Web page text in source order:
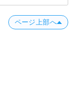
ページ上部へ